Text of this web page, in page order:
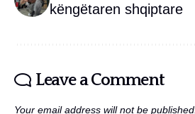
këngëtaren shqiptare
Leave a Comment
Your email address will not be published.